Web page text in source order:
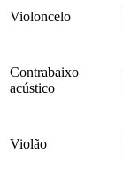
Violoncelo
Contrabaixo
acústico
Violão